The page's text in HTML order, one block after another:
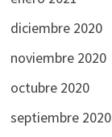
diciembre 2020
noviembre 2020
octubre 2020
septiembre 2020